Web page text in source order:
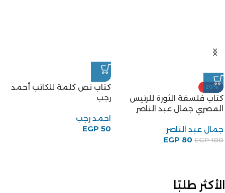
-20%
كتاب فلسفة الثورة للرئيس
المصري جمال عبد الناصر
جمال عبد الناصر
EGP100
EGP 80
كتاب نص كلمة للكاتب أحمد
رجب
احمد رجب
EGP 50
الأكثر طلبًا